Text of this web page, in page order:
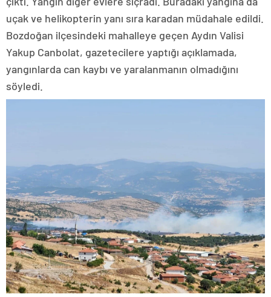
uçak ve helikopterin yanı sıra karadan müdahale edildi.
Bozdoğan ilçesindeki mahalleye geçen Aydın Valisi
Yakup Canbolat, gazetecilere yaptığı açıklamada,
yangınlarda can kaybı ve yaralanmanın olmadığını
söyledi.